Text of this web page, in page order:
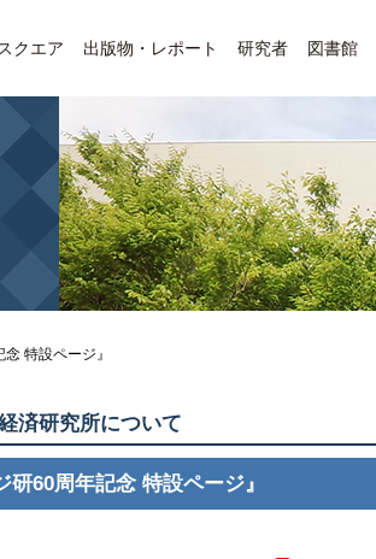
クエア 出版物・レポート 研究者 図書館
特設ページ』
済研究所について
研60周年記念 特設ページ』